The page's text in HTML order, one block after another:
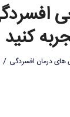
کنید
درمان افسردگی /